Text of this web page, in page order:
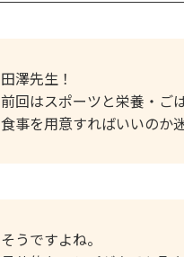
田澤先生！
前回はスポーツと栄養・ご
食事を用意すればいいのか
そうですよね。